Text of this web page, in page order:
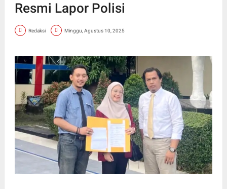
Resmi Lapor Polisi
Redaksi Minggu, Agustus 10, 2025